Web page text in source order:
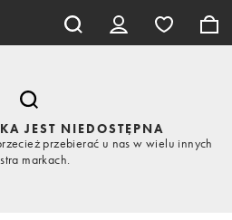
JEST NIEDOSTĘPNA
przebierać u nas w wielu innych
markach.